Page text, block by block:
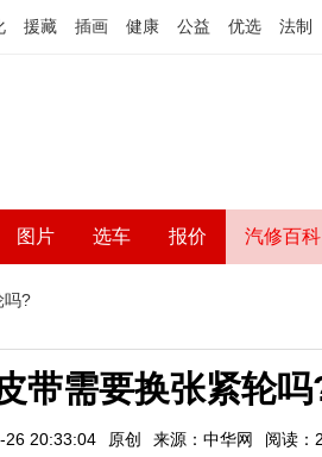
援藏 插画 健康 公益 优选 法制
图片 选车 报价 汽修百科
吗?
带需要换张紧轮吗
26 20:33:04 原创 来源：中华网 阅读：